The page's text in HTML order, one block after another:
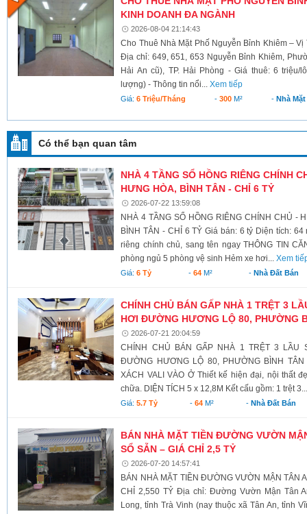
KINH DOANH ĐA NGÀNH
2026-08-04 21:14:43
Cho Thuê Nhà Mặt Phố Nguyễn Bỉnh Khiêm –
Địa chỉ: 649, 651, 653 Nguyễn Bỉnh Khiêm,
Hải An cũ), TP. Hải Phòng - Giá thuê: 6 triệu/
lượng) - Thông tin nổi...Xem tiếp
Giá:6 Triệu/tháng -300 M² - Nhà
Có thể bạn quan tâm
NHÀ 4 TẦNG SỔ HỒNG RIÊNG CHÍNH
HƯNG HÒA, BÌNH TÂN - CHỈ 6 TỶ
2026-07-22 13:59:08
NHÀ 4 TẦNG SỔ HỒNG RIÊNG CHÍNH CHỦ -
BÌNH TÂN - CHỈ 6 TỶ Giá bán: 6 tỷ Diện tích:
riêng chính chủ, sang tên ngay THÔNG TIN
phòng ngủ 5 phòng vệ sinh Hẻm xe hơi...Xem
Giá:6 Tỷ - 64M² -Nhà Đất Bán
CHÍNH CHỦ BÁN GẤP NHÀ 1 TRỆT 3
HƠI ĐƯỜNG HƯƠNG LỘ 80, PHƯỜNG
2026-07-21 20:04:59
CHÍNH CHỦ BÁN GẤP NHÀ 1 TRỆT 3 LẦU
ĐƯỜNG HƯƠNG LỘ 80, PHƯỜNG BÌNH
XÁCH VALI VÀO Ở Thiết kế hiện đại, nội thất
chữa. DIỆN TÍCH 5 x 12,8M Kết cấu gồm: 1 trệt
Giá:5.7 Tỷ -64 M² - Nhà Đất Bán
BÁN NHÀ MẶT TIỀN ĐƯỜNG VƯỜN
SỔ SẴN – GIÁ CHỈ 2,5 TỶ
2026-07-20 14:57:41
BÁN NHÀ MẶT TIỀN ĐƯỜNG VƯỜN MẬN TÂN
CHỈ 2,550 TỶ Địa chỉ: Đường Vườn Mận Tân
Long, tỉnh Trà Vinh (nay thuộc xã Tân An, tỉnh